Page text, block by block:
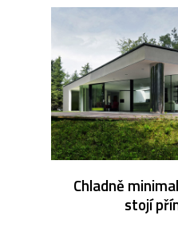
Chladně
stojí